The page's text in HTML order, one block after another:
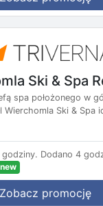
Ski & Spa
spa położonego w
Ski & Spa
Dodano 4
new
Zobacz promocję